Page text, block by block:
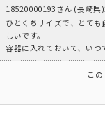
18520000193さん (長崎
ひとくちサイズで、とて
しいです。
容器に入れておいて、いつ
こ